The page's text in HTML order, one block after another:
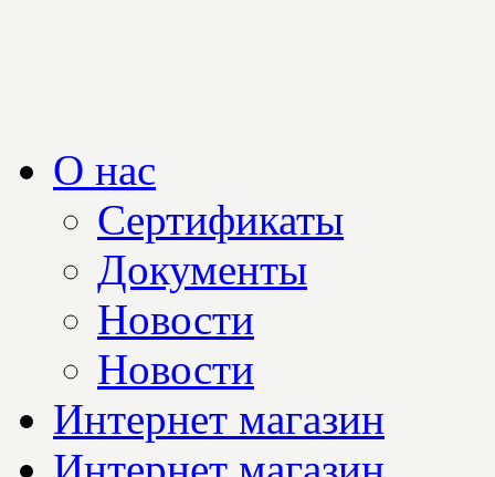
О нас
Сертификаты
Документы
Новости
Новости
Интернет магазин